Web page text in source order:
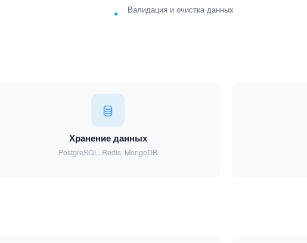
Валидация и очистка данных
Хранение данных
PostgreSQL, Redis, MongoDB